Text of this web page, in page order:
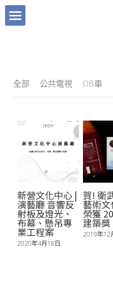
聯絡我們
Instagram
Facebook
廣播電臺
電視臺
藝文中心
多功能廳
媒體服務
資安服務
BLOG
媒體報導｜快訊
產品快訊
工程實績
活動直播
數位媒體
宜沛購物
搜索
繁體中文
繁體中文
全部 公共電視 OB車
新營文化中心 |
演藝廳 音響反
射板及燈光、
布幕、懸吊專
業工程案
2020年4月18日
賀! 衛
藝術
榮獲
建築獎
2019年12
Tentacle Sync 章魚哥時
Mevo 直播攝影機
Dante AVIO 轉換器
Clear Com
媒體報導｜快訊
直播活動
數位媒體